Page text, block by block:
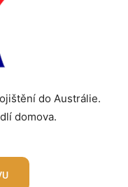
do Austrálie.
domova.